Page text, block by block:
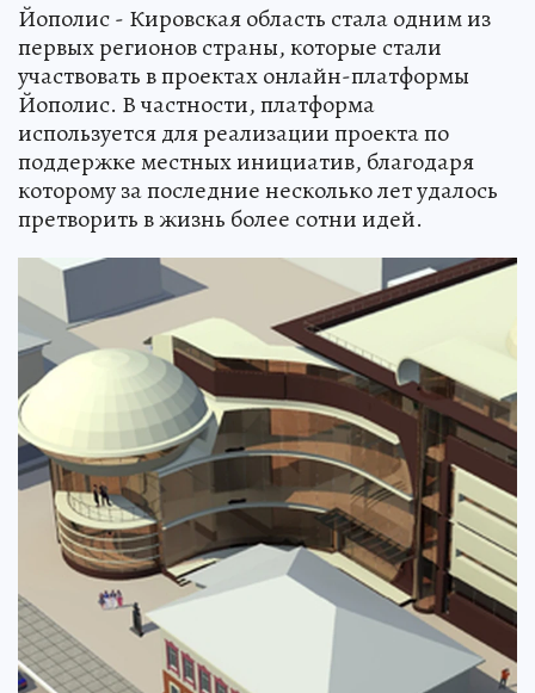
Йополис - Кировская область стала одним из
первых регионов страны, которые стали
участвовать в проектах онлайн-платформы
Йополис. В частности, платформа
используется для реализации проекта по
поддержке местных инициатив, благодаря
которому за последние несколько лет удалось
претворить в жизнь более сотни идей.